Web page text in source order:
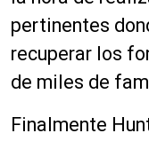
pertinentes
recuperar los
de miles de
Finalmente